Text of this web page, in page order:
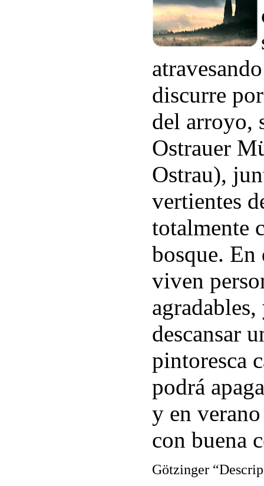
discurre
del arroyo,
Ostrauer
Ostrau),
vertientes
totalmente
bosque.
viven
descansar
pintoresca
podrá
y en
con buena
Götzinger